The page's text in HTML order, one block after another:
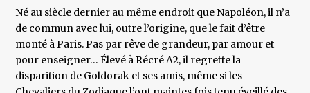
Né au siècle dernier au même endroit que Napoléon, il n’a
de commun avec lui, outre l’origine, que le fait d’être
monté à Paris. Pas par rêve de grandeur, par amour et
pour enseigner… Élevé à Récré A2, il regrette la
disparition de Goldorak et ses amis, même si les